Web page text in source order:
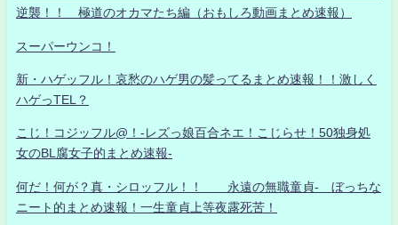
逆襲！！ 極道のオカマたち編（おもしろ動画まとめ速報）
スーパーウンコ！
新・ハゲッフル！哀愁のハゲ男の髪ってるまとめ速報！！激しく
ハゲっTEL？
こじ！コジッフル@！-レズっ娘百合ネエ！こじらせ！50独身処
女のBL腐女子的まとめ速報-
何だ！何が？真・シロッフル！！ 永遠の無職童貞- ぼっちな
ニート的まとめ速報！一生童貞上等夜露死苦！